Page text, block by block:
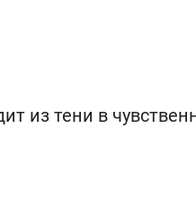
из тени в